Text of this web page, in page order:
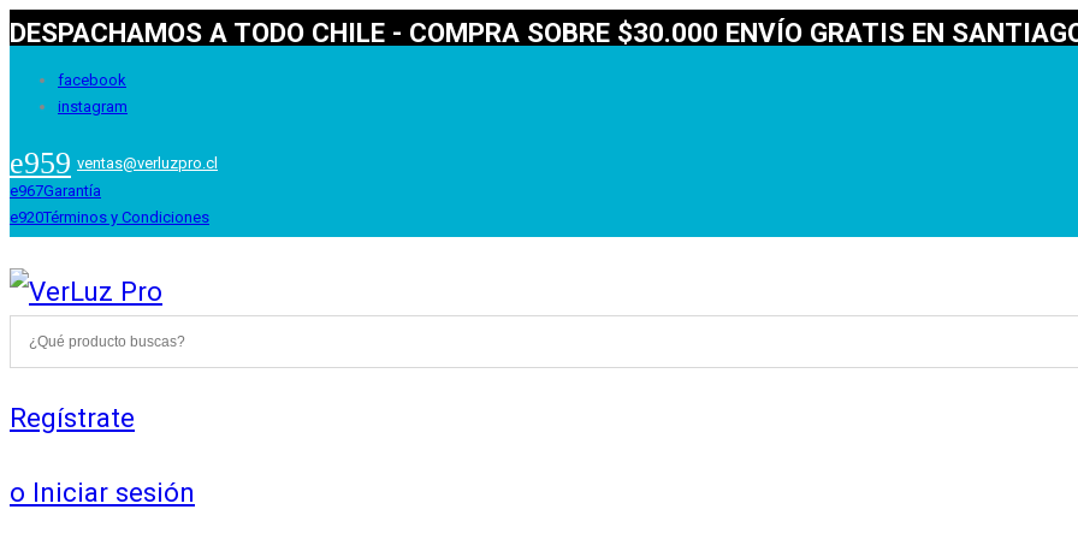
DESPACHAMOS A TODO CHILE - COMPRA SOBRE $30.000 ENVÍO GRATIS EN
facebook
instagram
ventas@verluzpro.cl
Garantía
Términos y Condiciones
Regístrate
o Iniciar sesión